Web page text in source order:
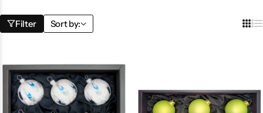
Filter Sort by: